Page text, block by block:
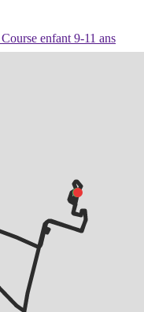
enfant 9-11 ans